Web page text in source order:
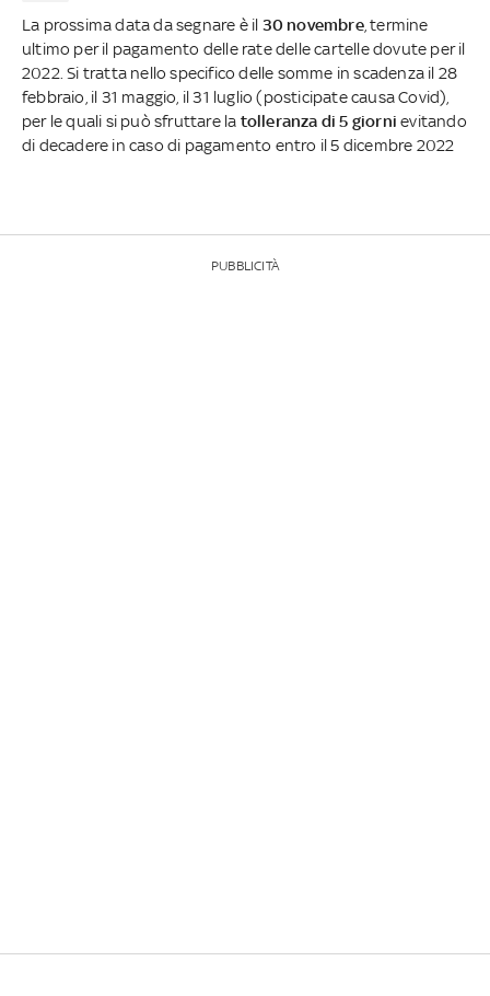
La prossima data da segnare è il 30 novembre, termine
ultimo per il pagamento delle rate delle cartelle dovute per il
2022. Si tratta nello specifico delle somme in scadenza il 28
febbraio, il 31 maggio, il 31 luglio (posticipate causa Covid),
per le quali si può sfruttare la tolleranza di 5 giornievitando
di decadere in caso di pagamento entro il 5 dicembre 2022
PUBBLICITÀ